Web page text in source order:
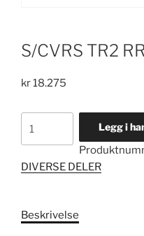
S/CVRS TR2
kr18.275
SB
Legg i
DIVERSE DELER
Beskrivelse